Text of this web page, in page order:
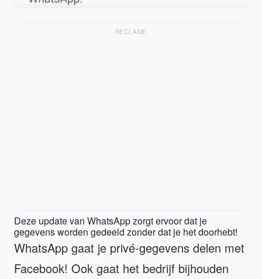
RECLAME
Deze update van WhatsApp zorgt ervoor dat je
gegevens worden gedeeld zonder dat je het doorhebt!
WhatsApp gaat je privé-gegevens delen met
Facebook! Ook gaat het bedrijf bijhouden